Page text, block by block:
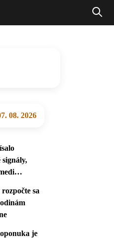
08. 2026
sa
je